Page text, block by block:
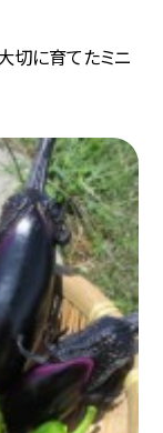
切に育てたミニ